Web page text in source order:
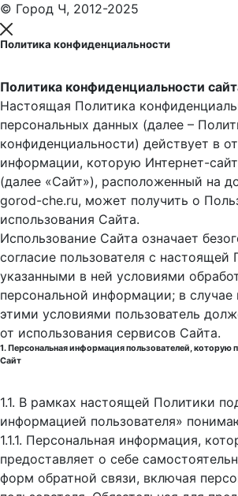
© Город Ч, 2012-2025
Политика конфиденциальности
Политика конфиденциальности
Настоящая Политика
персональных данных (далее –
конфиденциальности) действует в
информации, которую Интернет-
(далее «Сайт»), расположенный на
gorod-che.ru, может получить о
использования Cайта.
Использование Сайта означает
согласие пользователя с настоящей
указанными в ней условиями
персональной информации; в случае
этими условиями пользователь
от использования сервисов Сайта.
1. Персональная информация пользователей, которую
Сайт
1.1. В рамках настоящей Политики
информацией пользователя»
1.1.1. Персональная информация,
предоставляет о себе
форм обратной связи, включая